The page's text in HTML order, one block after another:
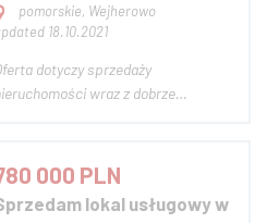
pomorskie, Wejherowo
18.10.2021
dotyczy sprzedaży
wraz z dobrze
pokrytej miejscowym planem
usługowa) - Budynek
- Hala produkcyjna - Projekt
000 PLN
lokal usługowy w